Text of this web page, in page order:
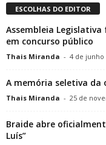
ESCOLHAS DO EDITOR
Assembleia
em concurso público
Thais Miranda - 4 de junho
A memória seletiva da
Thais Miranda - 25 de
Braide abre
Luís”